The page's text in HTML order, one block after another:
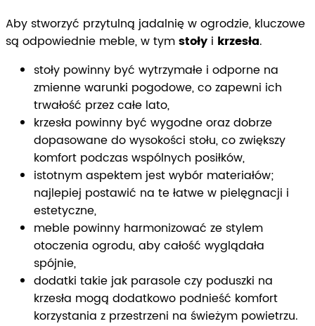
Aby stworzyć przytulną jadalnię w ogrodzie, kluczowe
są odpowiednie meble, w tymstoły i krzesła.
stoły powinny być wytrzymałe i odporne na
zmienne warunki pogodowe, co zapewni ich
trwałość przez całe lato,
krzesła powinny być wygodne oraz dobrze
dopasowane do wysokości stołu, co zwiększy
komfort podczas wspólnych posiłków,
istotnym aspektem jest wybór materiałów;
najlepiej postawić na te łatwe w pielęgnacji i
estetyczne,
meble powinny harmonizować ze stylem
otoczenia ogrodu, aby całość wyglądała
spójnie,
dodatki takie jak parasole czy poduszki na
krzesła mogą dodatkowo podnieść komfort
korzystania z przestrzeni na świeżym powietrzu.